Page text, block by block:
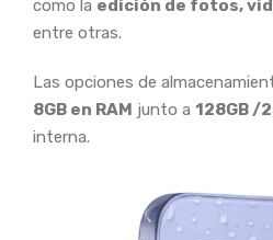
como la edición de fotos,
entre otras.
Las opciones de
8GB en RAM junto a 128GB /
interna.